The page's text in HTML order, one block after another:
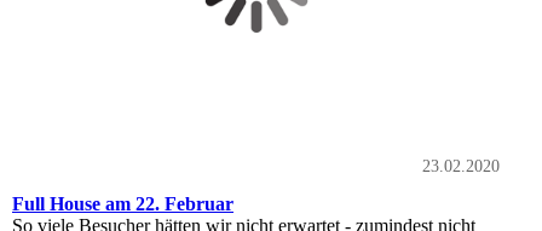
23.02.2020
Full House am 22. Februar
So viele Besucher hätten wir nicht erwartet - zumindest nicht